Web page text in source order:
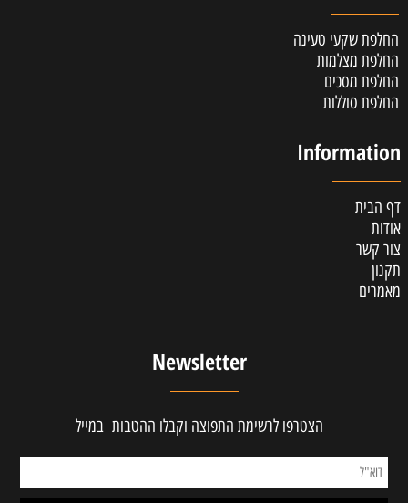
החלפת שקעי טעינה
החלפת מצלמות
החלפת מסכים
החלפת סוללות
Information
דף הבית
אודות
צור קשר
תקנון
מאמרים
Newsletter
הצטרפו לרשימת התפוצה וקבלו ההטבות במייל